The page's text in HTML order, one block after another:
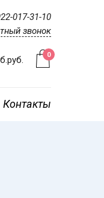
017-31-10
звонок
руб. 0
Контакты